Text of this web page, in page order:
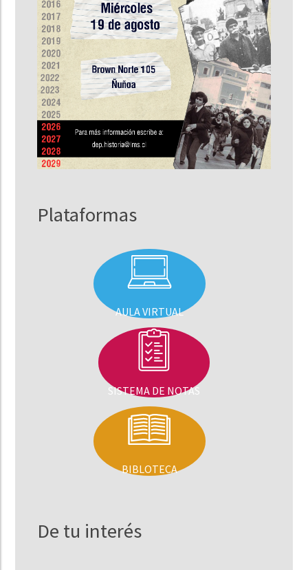
Plataformas
AULA VIRTUAL
SISTEMA DE NOTAS
BIBLOTECA
De tu interés